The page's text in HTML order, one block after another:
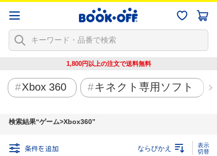
1,800円以上の注文で送料無料
Xbox 360 キネクト専用ソフト
検索結果 ゲーム>Xbox360
条件を追加 ならびかえ